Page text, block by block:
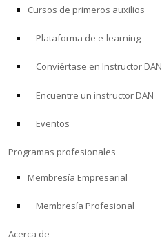
Cursos de primeros auxilios
Plataforma de e-learning
Conviértase en Instructor DAN
Encuentre un instructor DAN
Eventos
Programas profesionales
Membresía Empresarial
Membresía Profesional
Acerca de